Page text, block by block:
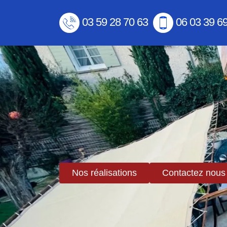
03 59 28 70 63 06 03 39
Nos réalisations Contactez nous